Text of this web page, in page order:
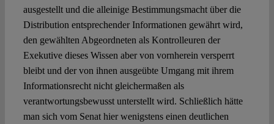
ausgestellt und die alleinige Bestimmungsmacht über die
Distribution entsprechender Informationen gewährt wird,
den gewählten Abgeordneten als Kontrolleuren der
Exekutive dieses Wissen aber von vornherein versperrt
bleibt und der von ihnen ausgeübte Umgang mit ihrem
Informationsrecht nicht gleichermaßen als
verantwortungsbewusst unterstellt wird. Schließlich hätte
man sich vom Senat hier wenigstens einen deutlichen